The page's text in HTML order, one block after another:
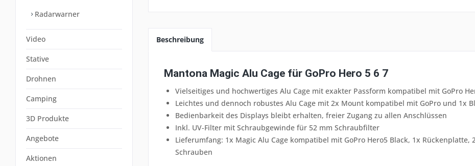
Radarwarner
Video
Stative
Drohnen
Camping
3D Produkte
Angebote
Aktionen
Beschreibung
Mantona Magic Alu Cage für GoPro Hero 5 6 7
Vielseitiges und hochwertiges Alu Cage mit exakter Passform kompatibel mit GoPro
Leichtes und dennoch robustes Alu Cage mit 2x Mount kompatibel mit GoPro und 1x
Bedienbarkeit des Displays bleibt erhalten, freier Zugang zu allen Anschlüssen
Inkl. UV-Filter mit Schraubgewinde für 52 mm Schraubfilter
Lieferumfang: 1x Magic Alu Cage kompatibel mit GoPro Hero5 Black, 1x
Schrauben